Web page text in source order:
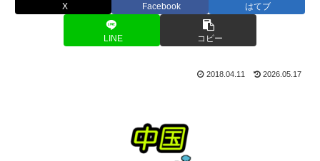
X Facebook はてブ
LINE コピー
2018.04.11 2026.05.17